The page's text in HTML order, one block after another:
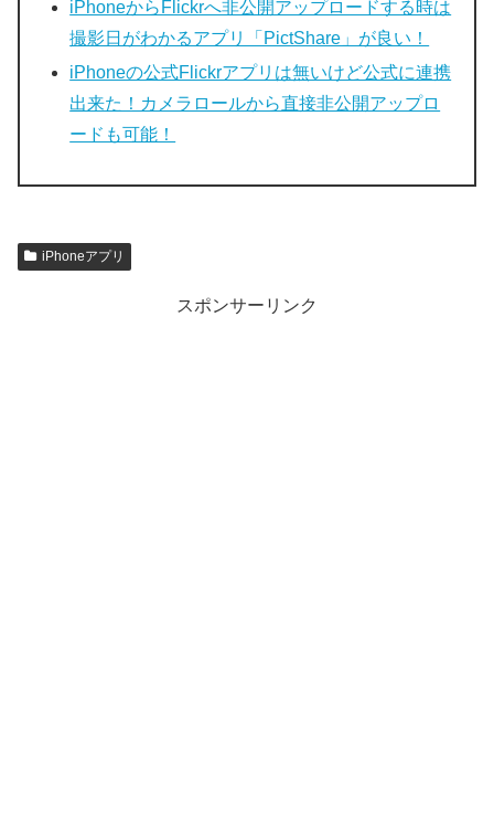
iPhoneからFlickrへ非公開アップロードする時は
撮影日がわかるアプリ「PictShare」が良い！
iPhoneの公式Flickrアプリは無いけど公式に連携
出来た！カメラロールから直接非公開アップロ
ードも可能！
iPhoneアプリ
スポンサーリンク